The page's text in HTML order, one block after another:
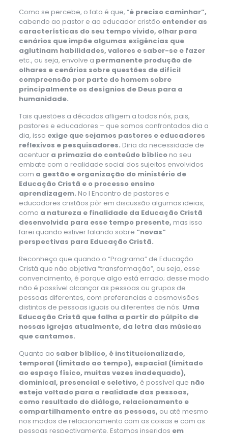
Como se percebe, o fato é que, “é preciso caminhar”,
cabendo ao pastor e ao educador cristão entender as
características do seu tempo vivido, olhar para
cenários que impõe algumas exigências que
aglutinam habilidades, valores e saber-se e fazer
etc., ou seja, envolve a permanente produção de
olhares e cenários sobre questões de difícil
compreensão por parte do homem sobre
principalmente os desígnios de Deus para a
humanidade.
Tais questões a décadas afligem a todos nós, pais,
pastores e educadores – que somos confrontados dia a
dia, isso exige que sejamos pastores e educadores
reflexivos e pesquisadores. Diria da necessidade de
acentuar a primazia do conteúdo bíblicono seu
embate com a realidade social dos sujeitos envolvidos
com a gestão e organização do ministério de
Educação Cristã e o processo ensino
aprendizagem. No I Encontro de pastores e
educadores cristãos pôr em discussão algumas ideias,
como a natureza e finalidade da Educação Cristã
desenvolvida para esse tempo presente, mas isso
farei quando estiver falando sobre “novas”
perspectivas para Educação Cristã.
Reconheço que quando o “Programa” de Educação
Cristã que não objetiva “transformação”, ou seja, esse
convencimento, é porque algo está errado; desse modo
não é possível alcançar as pessoas ou grupos de
pessoas diferentes, com preferencias e cosmovisões
distintas de pessoas iguais ou diferentes de nós. Uma
Educação Cristã que falha a partir do púlpito de
nossas igrejas atualmente, da letra das músicas
que cantamos.
Quanto ao saber bíblico, é institucionalizado,
temporal (limitado ao tempo), espacial (limitado
ao espaço físico, muitas vezes inadequado),
dominical, presencial e seletivo, é possível que não
esteja voltado para a realidade das pessoas,
como resultado do diálogo, relacionamento e
compartilhamento entre as pessoas, ou até mesmo
nos modos de relacionamento com as coisas e com as
pessoas respectivamente. Estamos inseridos em